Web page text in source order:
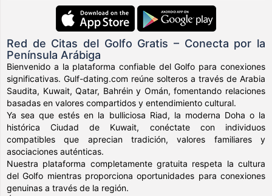
Red de Citas del Golfo Gratis – Conecta por la
Península Arábiga
Bienvenido a la plataforma confiable del Golfo para conexiones
significativas. Gulf-dating.com reúne solteros a través de Arabia
Saudita, Kuwait, Qatar, Bahréin y Omán, fomentando relaciones
basadas en valores compartidos y entendimiento cultural.
Ya sea que estés en la bulliciosa Riad, la moderna Doha o la
histórica Ciudad de Kuwait, conéctate con individuos
compatibles que aprecian tradición, valores familiares y
asociaciones auténticas.
Nuestra plataforma completamente gratuita respeta la cultura
del Golfo mientras proporciona oportunidades para conexiones
genuinas a través de la región.